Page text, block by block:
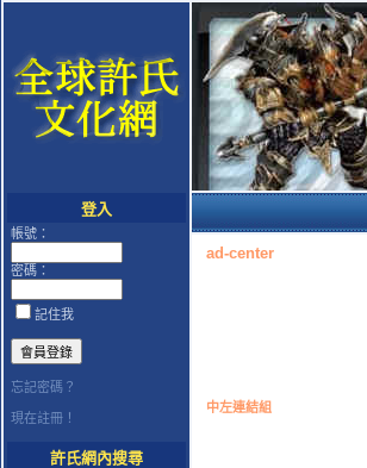
登入
帳號：
密碼：
記住我
忘記密碼？
現在註冊！
許氏網內搜尋
ad-center
中左連結組